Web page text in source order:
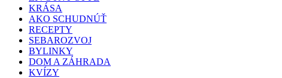
KRÁSA
AKO SCHUDNÚŤ
RECEPTY
SEBAROZVOJ
BYLINKY
DOM A ZÁHRADA
KVÍZY